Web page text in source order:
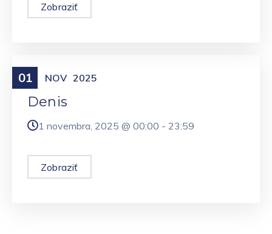
Zobraziť
01 NOV 2025
Meniny
Denis
1 novembra, 2025 @ 00:00 - 23:59
Zobraziť